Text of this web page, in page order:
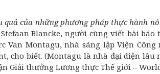
của những phương pháp thực hành
Blancke, người cùng viết bài báo
Van Montagu, nhà sáng lập Viện
cho biết. (Montagu là nhà đại diện lâu
Giải thưởng Lương thực Thế giới –